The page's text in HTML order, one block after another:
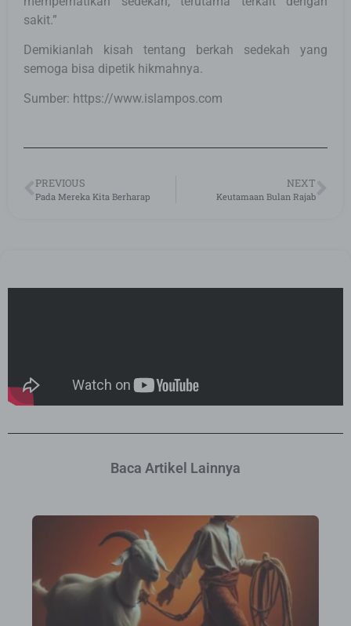
sakit.”
Demikianlah kisah tentang berkah sedekah yang
semoga bisa dipetik hikmahnya.
Sumber: https://www.islampos.com
PREVIOUS
Pada Mereka Kita Berharap
NEXT
Keutamaan Bulan Rajab
Baca Artikel Lainnya